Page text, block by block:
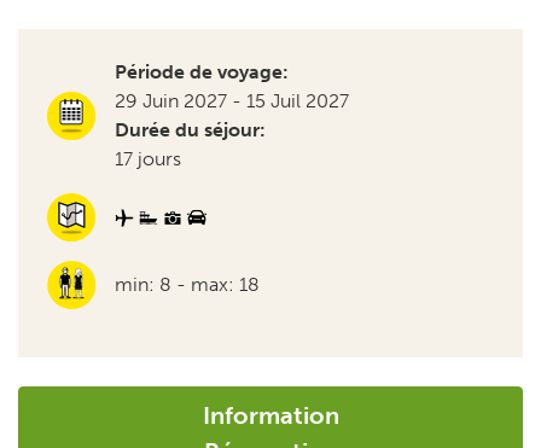
Période de voyage:
29 Juin 2027 - 15 Juil 2027
Durée du séjour:
17 jours
min: 8 - max: 18
Information